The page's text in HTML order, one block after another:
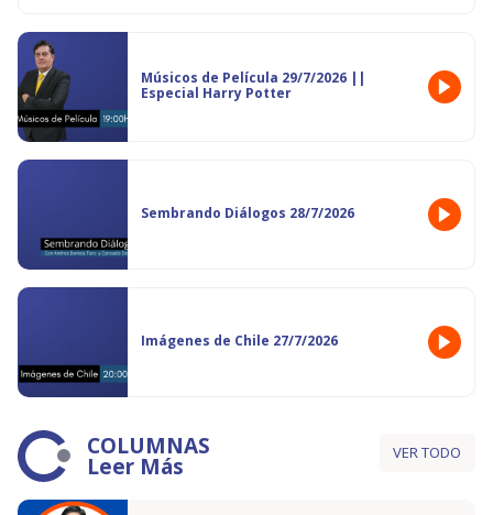
Músicos de Película 29/7/2026 ||
Especial Harry Potter
Sembrando Diálogos 28/7/2026
Imágenes de Chile 27/7/2026
COLUMNAS
Leer Más VER TODO